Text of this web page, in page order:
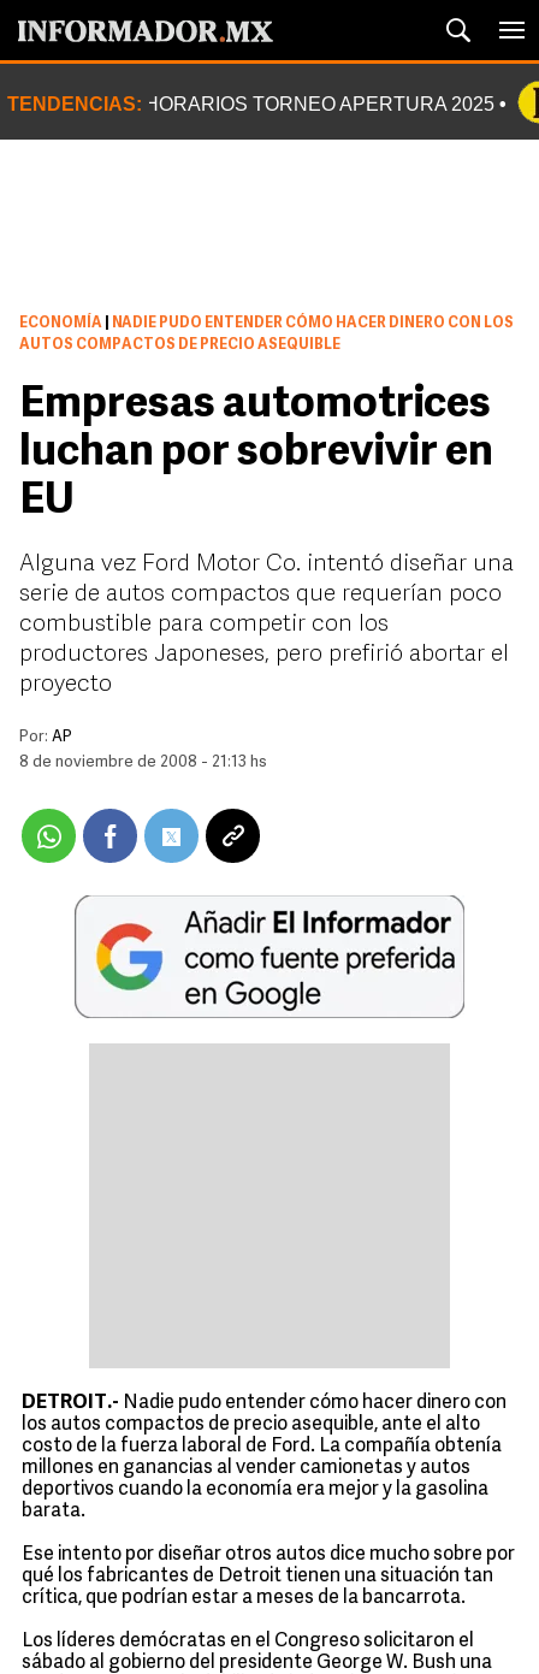
TENDENCIAS: HORARIOS TORNEO APERTURA 2025
ECONOMÍA
NADIE PUDO ENTENDER CÓMO HACER DINERO CON LOS
AUTOS COMPACTOS DE PRECIO ASEQUIBLE
Empresas automotrices
luchan por sobrevivir en
EU
Alguna vez Ford Motor Co. intentó diseñar una
serie de autos compactos que requerían poco
combustible para competir con los
productores Japoneses, pero prefirió abortar el
proyecto
Por: AP
8 de noviembre de 2008 - 21:13 hs
DETROIT.- Nadie pudo entender cómo hacer dinero con
los autos compactos de precio asequible, ante el alto
costo de la fuerza laboral de Ford. La compañía obtenía
millones en ganancias al vender camionetas y autos
deportivos cuando la economía era mejor y la gasolina
barata.
Ese intento por diseñar otros autos dice mucho sobre por
qué los fabricantes de Detroit tienen una situación tan
crítica, que podrían estar a meses de la bancarrota.
Los líderes demócratas en el Congreso solicitaron el
sábado al gobierno del presidente George W. Bush una